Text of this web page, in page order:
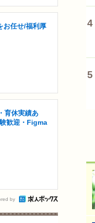
お任せ/福利厚
育休実績あ
歓迎・Figma
by